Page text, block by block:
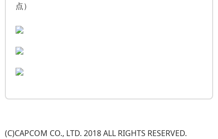
点）
(C)CAPCOM CO., LTD. 2018 ALL RIGHTS RESERVED.